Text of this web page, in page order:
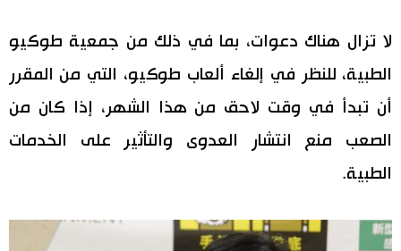
لا تزال هناك دعوات، بما في ذلك من جمعية طوكيو
الطبية، للنظر في إلغاء ألعاب طوكيو، التي من المقرر
أن تبدأ في وقت لاحق من هذا الشهر، إذا كان من
الصعب منع انتشار العدوى والتأثير على الخدمات
الطبية.